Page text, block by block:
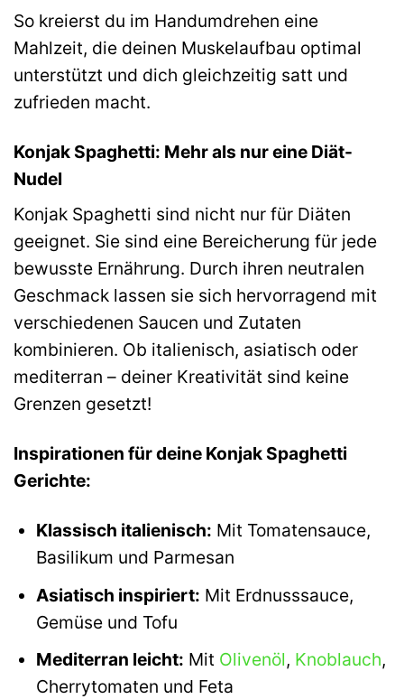
So kreierst du im Handumdrehen eine
Mahlzeit, die deinen Muskelaufbau optimal
unterstützt und dich gleichzeitig satt und
zufrieden macht.
Konjak Spaghetti: Mehr als nur eine Diät-
Nudel
Konjak Spaghetti sind nicht nur für Diäten
geeignet. Sie sind eine Bereicherung für jede
bewusste Ernährung. Durch ihren neutralen
Geschmack lassen sie sich hervorragend mit
verschiedenen Saucen und Zutaten
kombinieren. Ob italienisch, asiatisch oder
mediterran – deiner Kreativität sind keine
Grenzen gesetzt!
Inspirationen für deine Konjak Spaghetti
Gerichte:
Klassisch italienisch: Mit Tomatensauce,
Basilikum und Parmesan
Asiatisch inspiriert: Mit Erdnusssauce,
Gemüse und Tofu
Mediterran leicht: Mit Olivenöl, Knoblauch,
Cherrytomaten und Feta